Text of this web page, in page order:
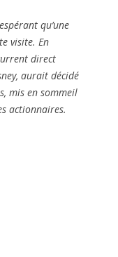
qu’une
visite. En
direct
aurait décidé
mis en sommeil
actionnaires.